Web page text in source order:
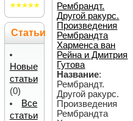
Рембрандт.
Другой ракурс.
Произведения
Рембрандта
Харменса ван
Рейна и Дмитрия
Гутова
Название:
Рембрандт.
Другой ракурс.
Произведения
Рембрандта
Статьи
Новые
статьи
(0)
Все
статьи